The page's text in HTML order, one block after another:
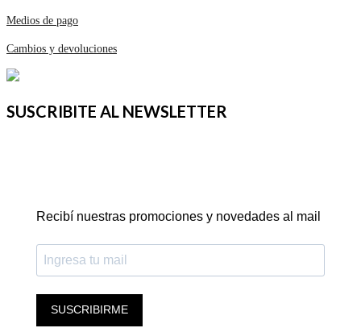
Medios de pago
Cambios y devoluciones
SUSCRIBITE AL NEWSLETTER
Recibí nuestras promociones y novedades al mail
SUSCRIBIRME